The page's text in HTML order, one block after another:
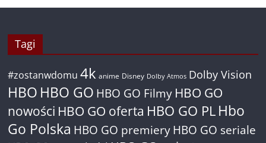
Tagi
#zostanwdomu 4k anime Disney Dolby Atmos Dolby Vision
HBO HBO GO HBO GO Filmy HBO GO
nowości HBO GO oferta HBO GO PL Hbo
Go Polska HBO GO premiery HBO GO seriale